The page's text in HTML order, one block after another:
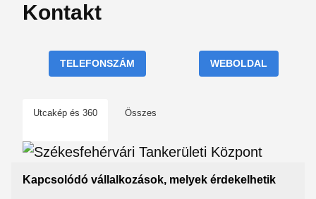
Kontakt
TELEFONSZÁM WEBOLDAL
Utcakép és 360 Összes
Kapcsolódó vállalkozások, melyek érdekelhetik